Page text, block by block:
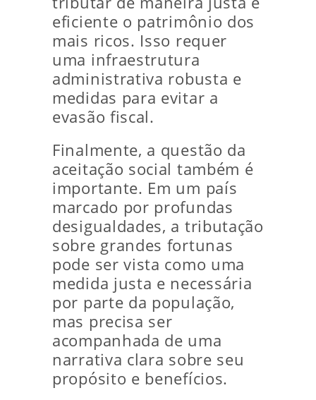
eficiente o patrimônio dos
mais ricos. Isso requer
uma infraestrutura
administrativa robusta e
medidas para evitar a
evasão fiscal.
Finalmente, a questão da
aceitação social também é
importante. Em um país
marcado por profundas
desigualdades, a tributação
sobre grandes fortunas
pode ser vista como uma
medida justa e necessária
por parte da população,
mas precisa ser
acompanhada de uma
narrativa clara sobre seu
propósito e benefícios.